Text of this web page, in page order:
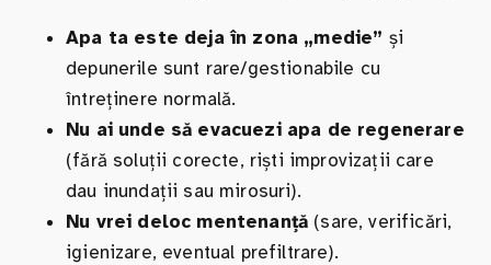
Apa ta este deja în zona „medie” și
depunerile sunt rare/gestionabile cu
întreținere normală.
Nu ai unde să evacuezi apa de regenerare
(fără soluții corecte, riști improvizații care
dau inundații sau mirosuri).
Nu vrei deloc mentenanță (sare, verificări,
igienizare, eventual prefiltrare).